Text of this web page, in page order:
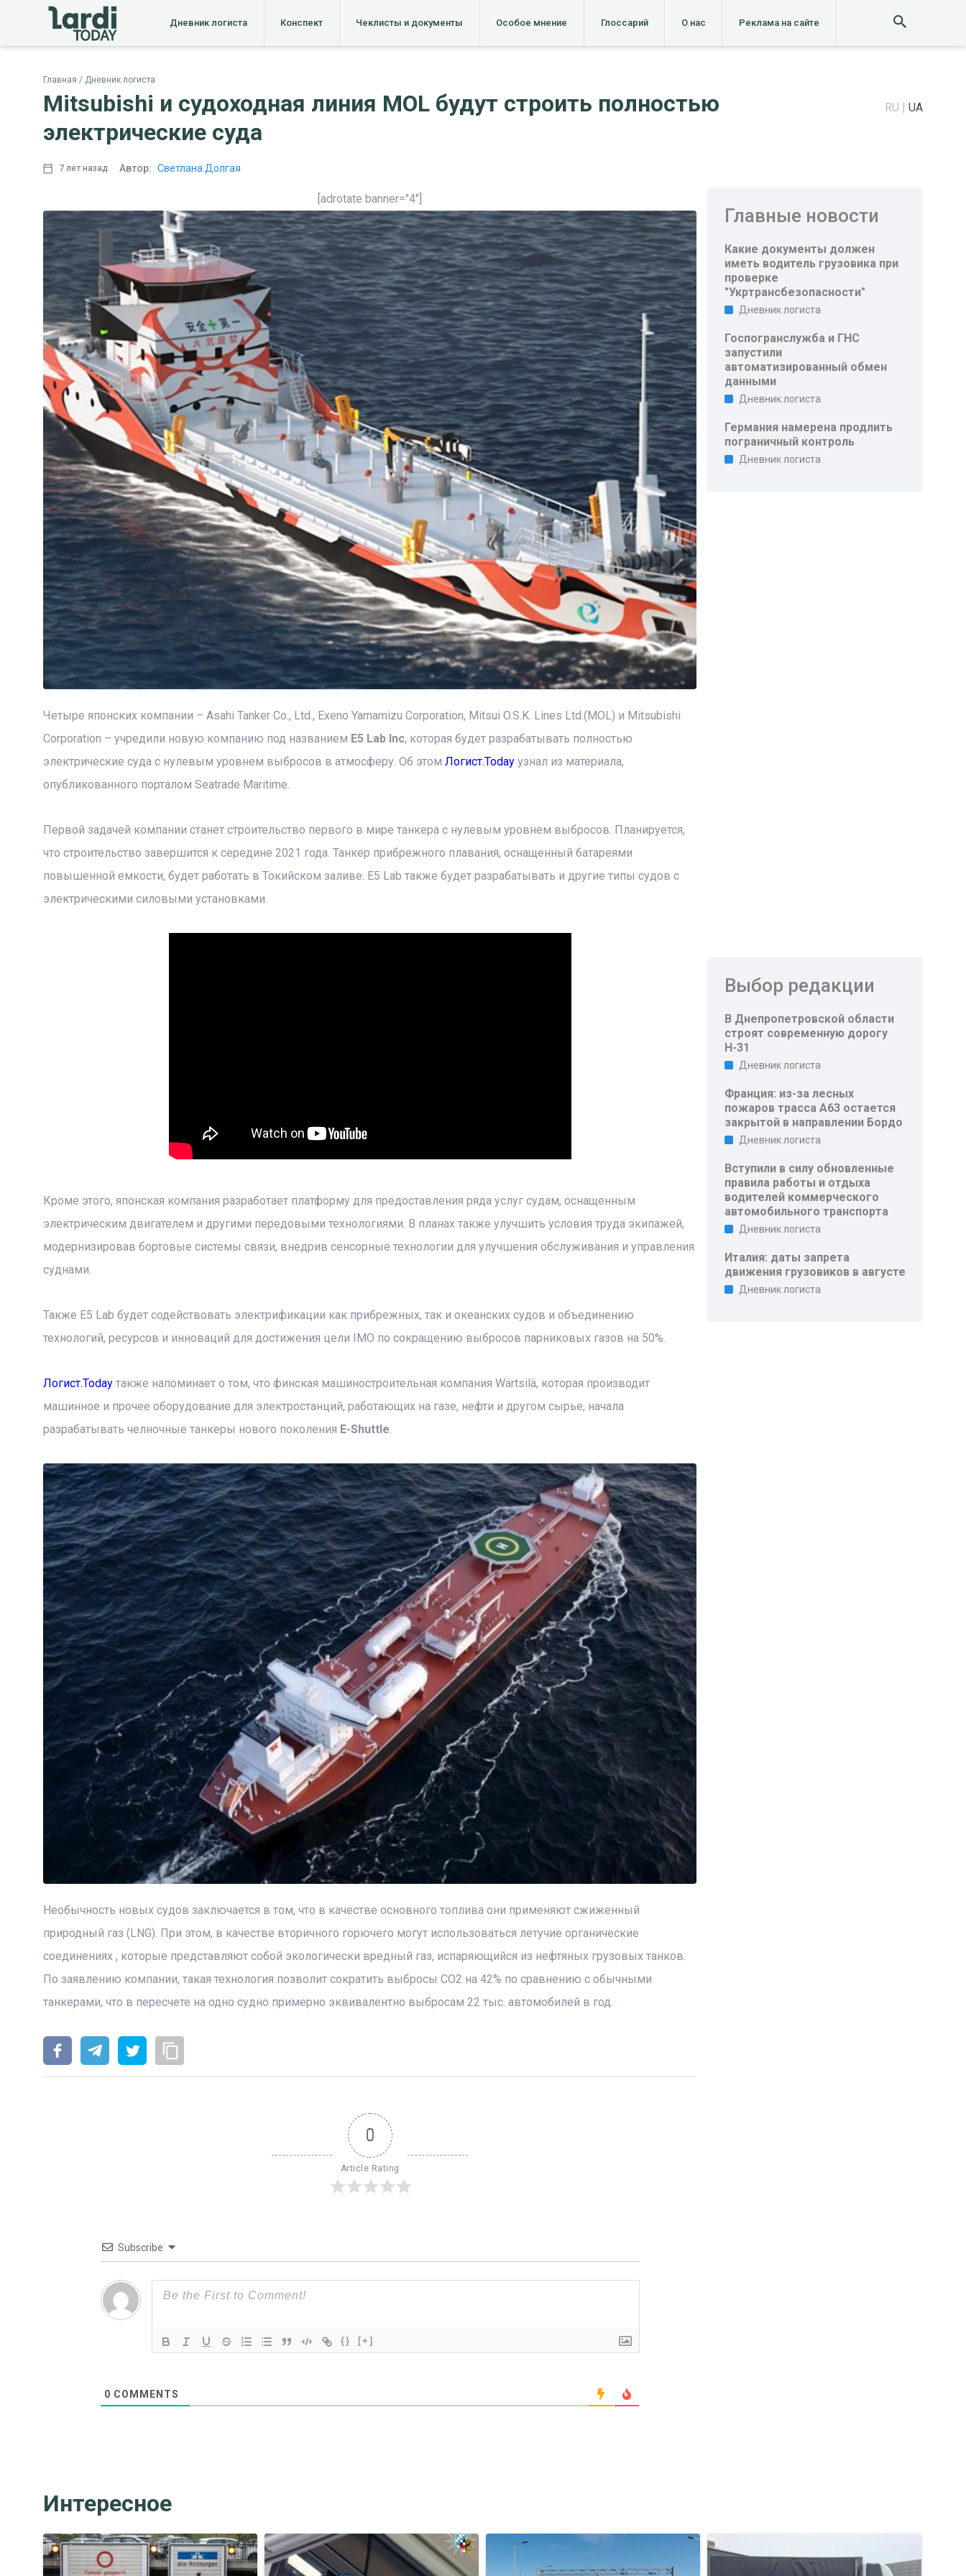
Дневник логиста Конспект Чеклисты и документы Особое мнение Глоссарий О нас Реклама на сайте
Главная Дневник логиста
Mitsubishi и судоходная линия MOL будут строить полностью
электрические суда
RU UA
7 лет назад Автор: Светлана Долгая
[adrotate banner="4"]
Четыре японских компании – Asahi Tanker Co., Ltd., Exeno Yamamizu Corporation, Mitsui O.S.K. Lines Ltd.(MOL) и Mitsubishi
Corporation – учредили новую компанию под названием E5 Lab Inc, которая будет разрабатывать полностью
электрические суда с нулевым уровнем выбросов в атмосферу. Об этом Логист.Todayузнал из материала,
опубликованного порталом Seatrade Maritime.
Первой задачей компании станет строительство первого в мире танкера с нулевым уровнем выбросов. Планируется,
что строительство завершится к середине 2021 года. Танкер прибрежного плавания, оснащенный батареями
повышенной емкости, будет работать в Токийском заливе. E5 Lab также будет разрабатывать и другие типы судов с
электрическими силовыми установками.
Кроме этого, японская компания разработает платформу для предоставления ряда услуг судам, оснащенным
электрическим двигателем и другими передовыми технологиями. В планах также улучшить условия труда экипажей,
модернизировав бортовые системы связи, внедрив сенсорные технологии для улучшения обслуживания и управления
суднами.
Также E5 Lab будет содействовать электрификации как прибрежных, так и океанских судов и объединению
технологий, ресурсов и инноваций для достижения цели IMO по сокращению выбросов парниковых газов на 50%.
Логист.Todayтакже напоминает о том, что финская машиностроительная компания Wärtsilä, которая производит
машинное и прочее оборудование для электростанций, работающих на газе, нефти и другом сырье, начала
разрабатывать челночные танкеры нового поколения E-Shuttle.
Необычность новых судов заключается в том, что в качестве основного топлива они применяют сжиженный
природный газ (LNG). При этом, в качестве вторичного горючего могут использоваться летучие органические
соединениях , которые представляют собой экологически вредный газ, испаряющийся из нефтяных грузовых танков.
По заявлению компании, такая технология позволит сократить выбросы СО2 на 42% по сравнению с обычными
танкерами, что в пересчете на одно судно примерно эквивалентно выбросам 22 тыс. автомобилей в год.
0
Article Rating
Subscribe
{} [+]
0 COMMENTS
Главные новости
Какие документы должен
иметь водитель грузовика при
проверке
"Укртрансбезопасности"
Дневник логиста
Госпогранслужба и ГНС
запустили
автоматизированный обмен
данными
Дневник логиста
Германия намерена продлить
пограничный контроль
Дневник логиста
Выбор редакции
В Днепропетровской области
строят современную дорогу
Н-31
Дневник логиста
Франция: из-за лесных
пожаров трасса A63 остается
закрытой в направлении Бордо
Дневник логиста
Вступили в силу обновленные
правила работы и отдыха
водителей коммерческого
автомобильного транспорта
Дневник логиста
Италия: даты запрета
движения грузовиков в августе
Дневник логиста
Интересное